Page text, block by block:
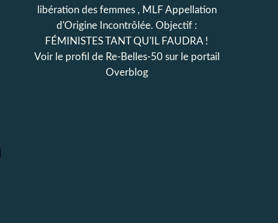
libération des femmes , MLF Appellation
d'Origine Incontrôlée. Objectif :
FÉMINISTES TANT QU'IL FAUDRA !
Voir le profil de Re-Belles-50sur le portail
Overblog